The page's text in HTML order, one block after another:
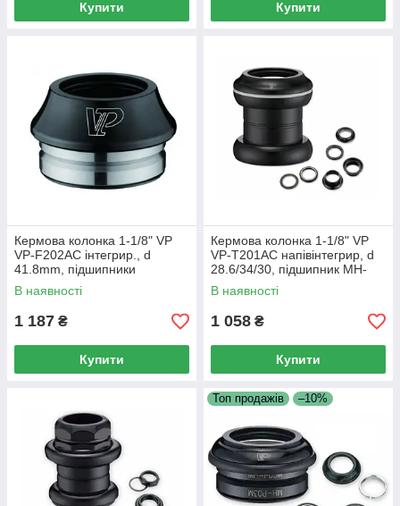
Купити Купити
Кермова колонка 1-1/8" VP
VP-F202AC інтегрир., d
41.8mm, підшипники
промислові MH-p08, алюмін.,
анодування ч
В наявності
1 187 ₴
Купити
Кермова колонка 1-1/8" VP
VP-T201AC напівінтегрир, d
28.6/34/30, підшипник MH-
P03, алюмін., анодування
чорна
В наявності
1 058 ₴
Купити
Топ продажів –10%